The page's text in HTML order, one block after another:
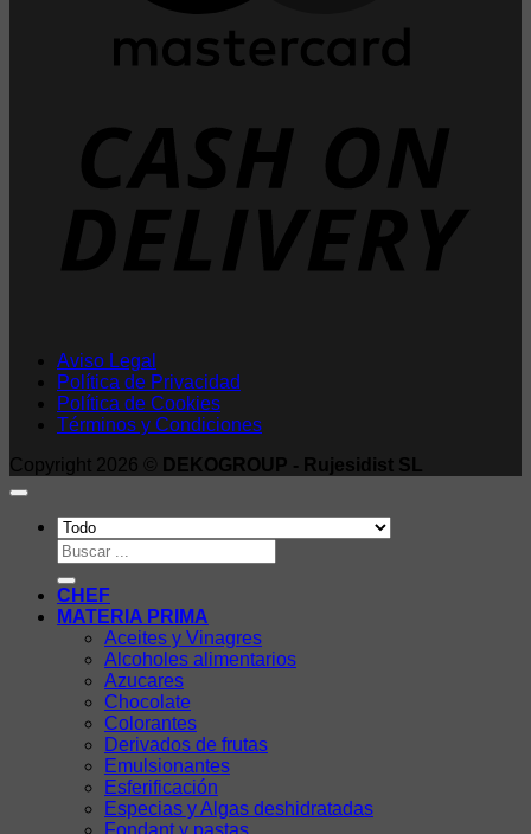
Aviso Legal
Política de Privacidad
Política de Cookies
Términos y Condiciones
Copyright 2026 ©
DEKOGROUP - Rujesidist SL
Buscar
por:
CHEF
MATERIA PRIMA
Aceites y Vinagres
Alcoholes alimentarios
Azucares
Chocolate
Colorantes
Derivados de frutas
Emulsionantes
Esferificación
Especias y Algas deshidratadas
Fondant y pastas